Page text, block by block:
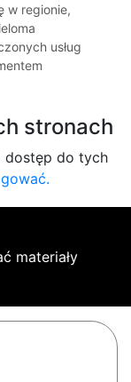
w regionie,
usług
stronach
dostęp do tych
materiały